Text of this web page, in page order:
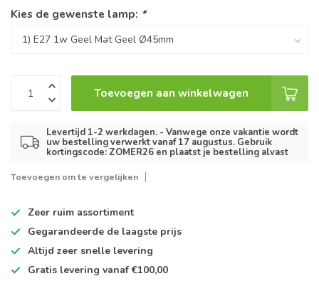
Kies de gewenste lamp: *
Toevoegen aan winkelwagen
Levertijd 1-2 werkdagen. - Vanwege onze vakantie wordt
uw bestelling verwerkt vanaf 17 augustus. Gebruik
kortingscode: ZOMER26 en plaatst je bestelling alvast
Toevoegen om te vergelijken
Zeer ruim assortiment
Gegarandeerde de laagste prijs
Altijd zeer snelle levering
Gratis levering vanaf €100,00